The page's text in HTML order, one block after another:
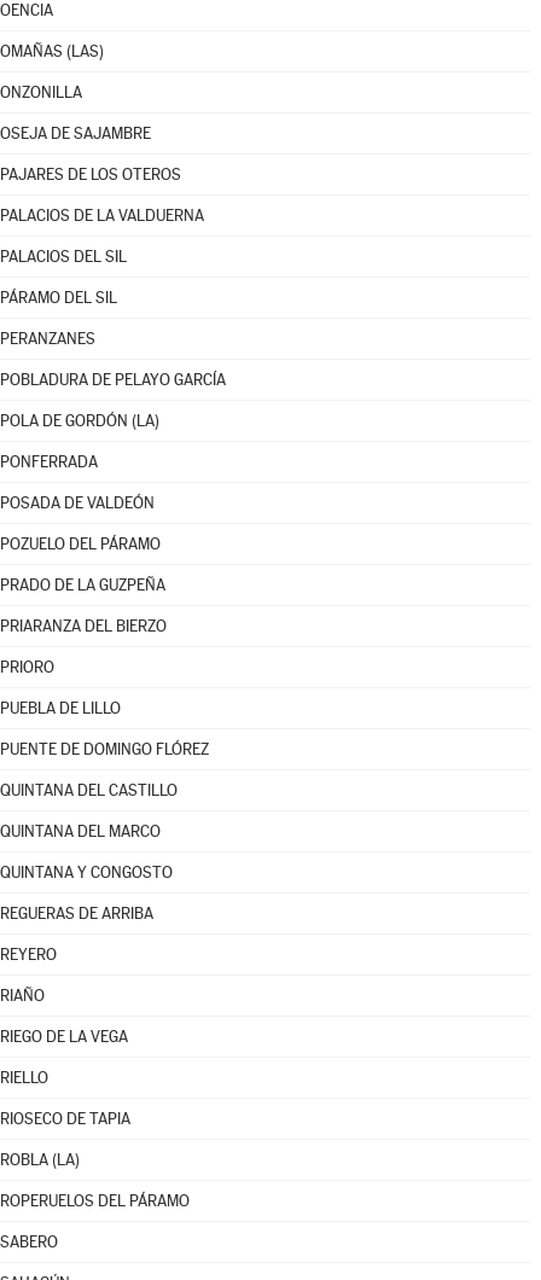
OENCIA
OMAÑAS (LAS)
ONZONILLA
OSEJA DE SAJAMBRE
PAJARES DE LOS OTEROS
PALACIOS DE LA VALDUERNA
PALACIOS DEL SIL
PÁRAMO DEL SIL
PERANZANES
POBLADURA DE PELAYO GARCÍA
POLA DE GORDÓN (LA)
PONFERRADA
POSADA DE VALDEÓN
POZUELO DEL PÁRAMO
PRADO DE LA GUZPEÑA
PRIARANZA DEL BIERZO
PRIORO
PUEBLA DE LILLO
PUENTE DE DOMINGO FLÓREZ
QUINTANA DEL CASTILLO
QUINTANA DEL MARCO
QUINTANA Y CONGOSTO
REGUERAS DE ARRIBA
REYERO
RIAÑO
RIEGO DE LA VEGA
RIELLO
RIOSECO DE TAPIA
ROBLA (LA)
ROPERUELOS DEL PÁRAMO
SABERO